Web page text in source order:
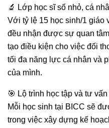
🔬 Lớp học sĩ số nhỏ, cá
Với tỷ lệ 15 học sinh/1 giáo
đều nhận được sự quan
tạo điều kiện cho việc đối
tối đa năng lực cá nhân và
của mình.
🎯 Lộ trình học tập và tư
Mỗi học sinh tại BICC sẽ
trong việc xây dựng kế